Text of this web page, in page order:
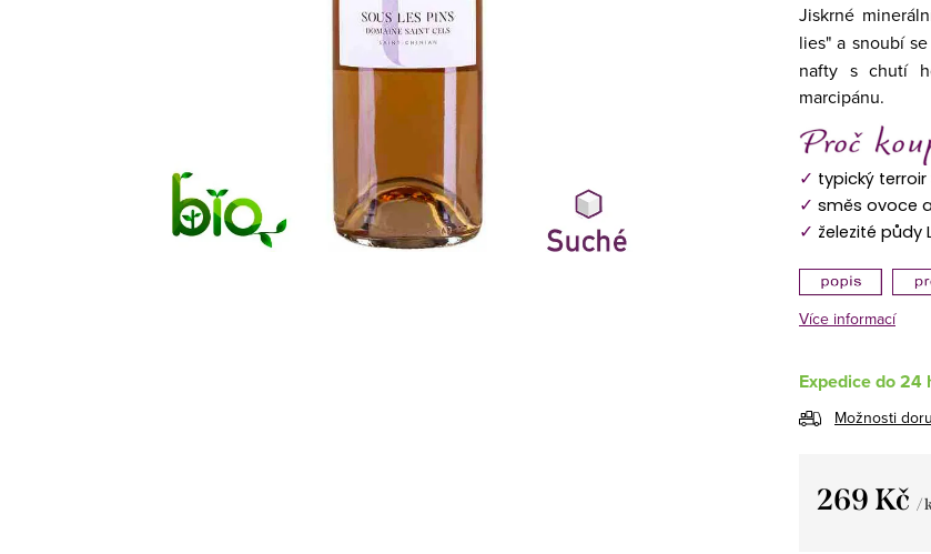
Jiskrné
lies" a snoubí
nafty s chutí
marcipánu.
✓ typický terroir
✓ směs ovoce
✓ železité půdy
Více informací
Expedice do 24
Možnosti
269 Kč /